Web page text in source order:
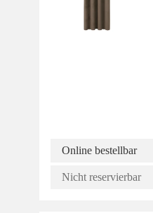
Online bestellbar
Nicht reservierbar